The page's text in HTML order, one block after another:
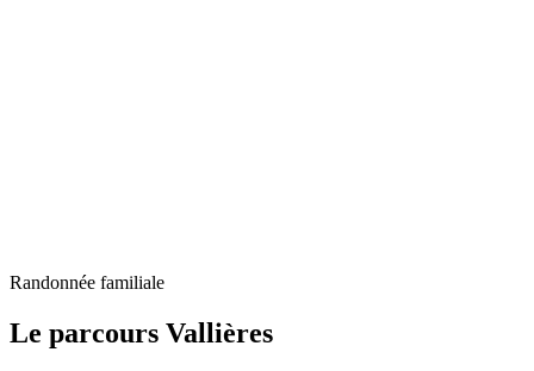
Randonnée familiale
Le parcours Vallières